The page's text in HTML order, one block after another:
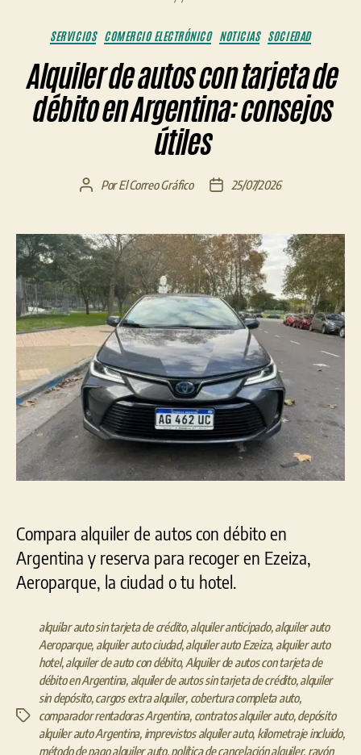
Categorías
SERVICIOS COMERCIO ELECTRÓNICO NOTICIAS SOCIEDAD
Alquiler de autos con tarjeta de
débito en Argentina: consejos
útiles
Autor
entrada
PorEl Correo Gráfico
Fecha
entrada
25/07/2026
Compara alquiler de autos con débito en
Argentina y reserva para recoger en Ezeiza,
Aeroparque, la ciudad o tu hotel.
Etiquetas
alquilar auto sin tarjeta de crédito,alquiler anticipado,alquiler auto
Aeroparque, alquiler auto ciudad,alquiler auto Ezeiza, alquiler auto
hotel,alquiler de auto con débito, Alquiler de autos con tarjeta de
débito en Argentina, alquiler de autos sin tarjeta de crédito,alquiler
sin depósito,cargos extra alquiler, cobertura completa auto,
comparador rentadoras Argentina, contratos alquiler auto,depósito
alquiler auto Argentina, imprevistos alquiler auto, kilometraje incluido,
método de pago alquiler auto,política de cancelación alquiler, rayón